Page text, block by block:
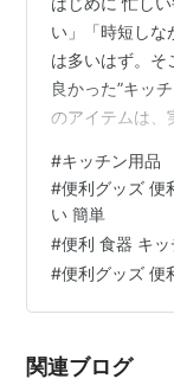
い」「時短しな
は多いはず。そ
良かった”キッ
のアイテムは、
に特におすすめ
キッチンバサ
特長 包丁を使
潔に保てる 鶏
【調理器具…
#キッチン用品
#便利グッズ 便
い 簡単
#便利 食器 キッ
#便利グッズ 便
関連ブログ